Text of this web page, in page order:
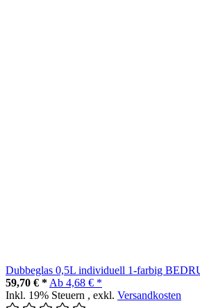
Dubbeglas 0,5L individuell 1-farbig
59,70 € * Ab 4,68 € *
Inkl. 19% Steuern , exkl. Versandkosten